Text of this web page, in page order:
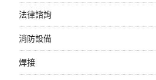
法律諮詢
消防設備
焊接